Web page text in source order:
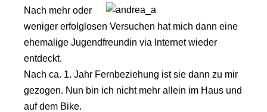
Nach mehr oder
weniger erfolglosen Versuchen hat mich dann eine
ehemalige Jugendfreundin via Internet wieder
entdeckt.
Nach ca. 1. Jahr Fernbeziehung ist sie dann zu mir
gezogen. Nun bin ich nicht mehr allein im Haus und
auf dem Bike.